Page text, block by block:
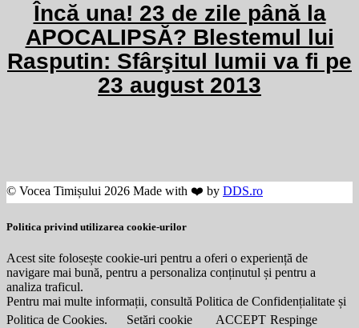
Încă una! 23 de zile până la
APOCALIPSĂ? Blestemul lui
Rasputin: Sfârşitul lumii va fi pe
23 august 2013
© Vocea Timișului 2026 Made with ❤️ by DDS.ro
Politica privind utilizarea cookie-urilor
Acest site folosește cookie-uri pentru a oferi o experiență de
navigare mai bună, pentru a personaliza conținutul și pentru a
analiza traficul.
Pentru mai multe informații, consultă Politica de Confidențialitate și
Politica de Cookies.
Setări cookie ACCEPT Respinge